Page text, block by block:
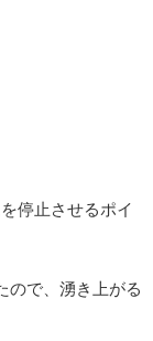
停止させるポイ
ので、湧き上がる